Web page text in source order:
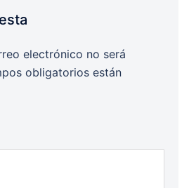
electrónico no será
obligatorios están